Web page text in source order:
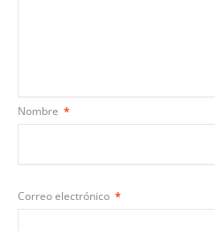
Nombre *
Correo electrónico *